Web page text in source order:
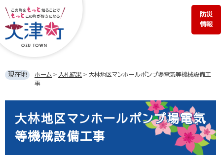
ジ
の
す。
ュ
ー
し
防災
情報
現在地 ホーム > 入札結果 > 大林地区マンホールポンプ場電気等機械設備工
事
大林地区マンホールポンプ場電気
等機械設備工事